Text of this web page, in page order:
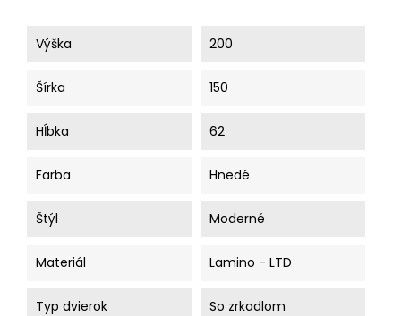
Výška 200
Šírka 150
Hĺbka 62
Farba Hnedé
Štýl Moderné
Materiál Lamino - LTD
Typ dvierok So zrkadlom